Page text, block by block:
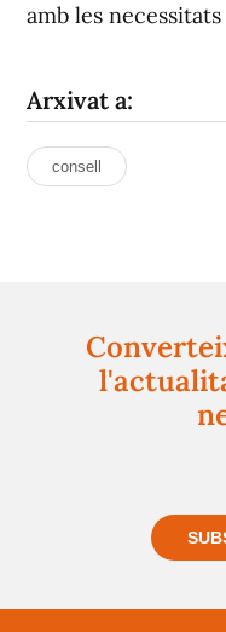
amb les
Arxivat a:
consell